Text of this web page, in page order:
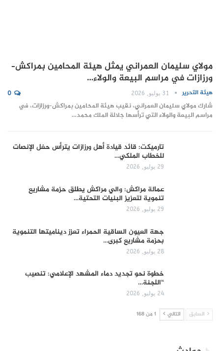
مولاي سليمان العمراني يمثل هيئة المحامين بمراكش–
ورزازات في مراسم البيعة والولاء…
هيئة التحرير 31 يوليو, 2026 0
شارك مولاي سليمان العمراني، نقيب هيئة المحامين بمراكش–ورزازات، في
مراسم البيعة والولاء التي ترأسها جلالة الملك محمد…
تارميكت: قائد قيادة أهل ورزازات يترأس حفل الإنصات
للخطاب الملكي…
29 يوليو, 2026
عمالة مراكش: والي مراكش يطلق حزمة مشاريع
تنموية لتعزيز البنيات التحتية…
29 يوليو, 2026
جهة العيون الساقية الحمراء تعزز ديناميتها التنموية
بحزمة مشاريع كبرى…
28 يوليو, 2026
​خطوة نحو تجديد دماء المشهد الإعلامي: تنصيب
“اللجنة…
24 يوليو, 2026
السابق التالي 1 من 168